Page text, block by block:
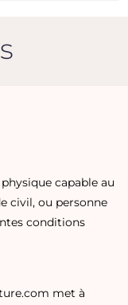
capable au
civil, ou personne
conditions
met à